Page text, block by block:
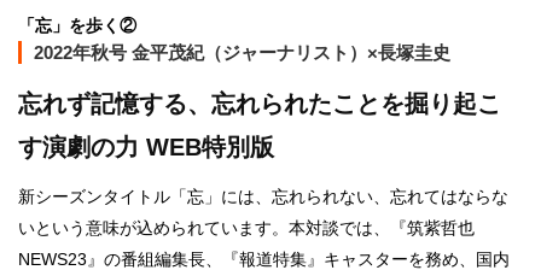
「忘」を歩く②
2022年秋号 金平茂紀（ジャーナリスト）×長塚圭史
忘れず記憶する、忘れられたことを掘り起こ
す演劇の力 WEB特別版
新シーズンタイトル「忘」には、忘れられない、忘れてはならな
いという意味が込められています。本対談では、『筑紫哲也
NEWS23』の番組編集長、『報道特集』キャスターを務め、国内